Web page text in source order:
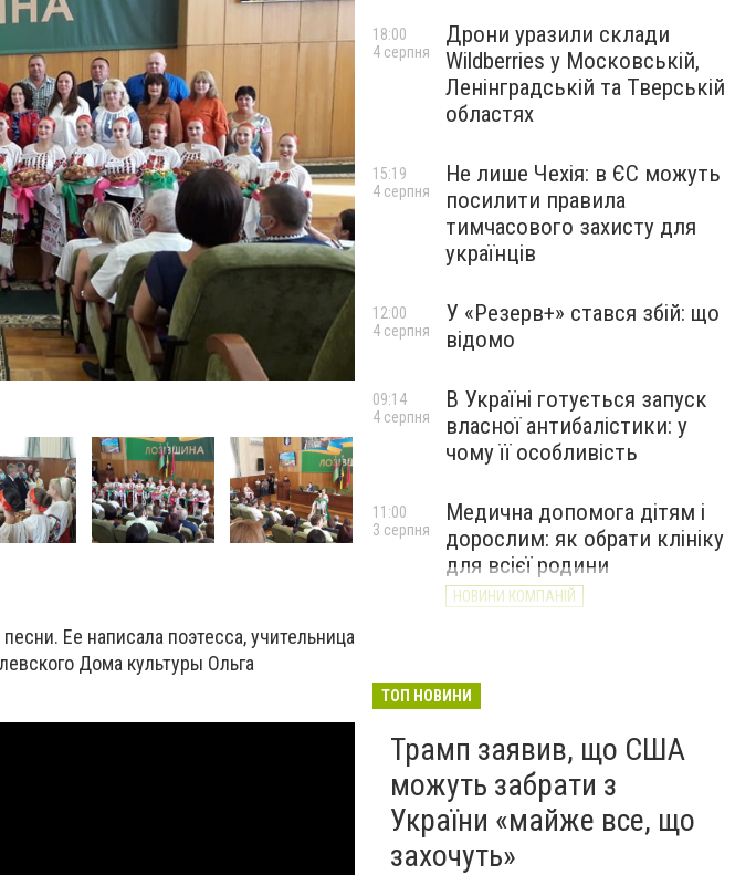
Ее написала поэтесса, учительница
Дома культуры Ольга
Дрони уразили склади
Wildberries у Московській,
Ленінградській та Тверській
областях
18:00
4 серпня
Не лише Чехія: в ЄС можуть
посилити правила
тимчасового захисту для
українців
15:19
4 серпня
У «Резерв+» стався збій: що
відомо
12:00
4 серпня
В Україні готується запуск
власної антибалістики: у
чому її особливість
09:14
4 серпня
Медична допомога дітям і
дорослим: як обрати клініку
для всієї родини
НОВИНИ КОМПАНІЙ
11:00
3 серпня
ТОП НОВИНИ
Трамп заявив, що США
можуть забрати з
України «майже все, що
захочуть»